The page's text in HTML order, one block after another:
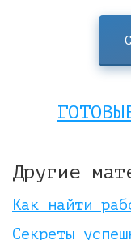
Другие
Как найти
Секреты